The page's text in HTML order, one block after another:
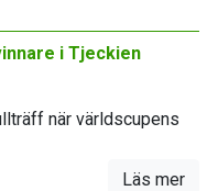
i Tjeckien
när världscupens
Läs mer